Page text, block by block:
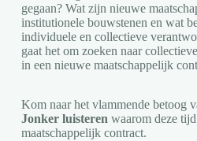
gegaan? Wat zijn nieuwe
institutionele bouwstenen en wat
individuele en collectieve
gaat het om zoeken naar
in een nieuwe maatschappelijk
Kom naar het vlammende betoog
Jonker luisteren waarom deze
maatschappelijk contract.